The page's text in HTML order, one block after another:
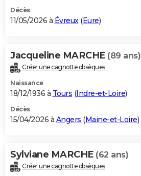
Décès
11/05/2026 à Évreux(Eure)
Jacqueline MARCHE (89 ans)
Créer une cagnotte obsèques
Naissance
18/12/1936 à Tours (Indre-et-Loire)
Décès
15/04/2026 à Angers (Maine-et-Loire)
Sylviane MARCHE (62 ans)
Créer une cagnotte obsèques